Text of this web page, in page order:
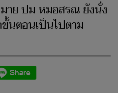
าย ปม หมอสรณ ยังนั่ง
นตอนเป็นไปตาม